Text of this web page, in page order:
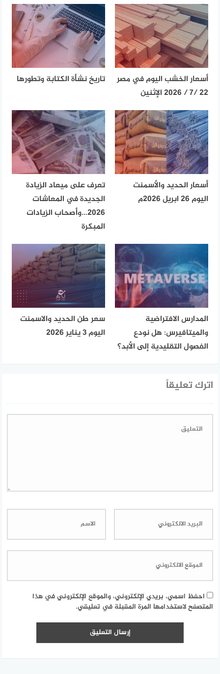
أسعار الخشب اليوم في مصر
22 /7 / 2026 الإثنين
تاريخ نشأة الكتابة وتطورها
أسعار الحديد والأسمنت
اليوم 26 ابريل 2026م
تعرف على ميعاد الزيادة
الجديدة في المعاشات
2026…وأصحاب الزيادات
المبكرة
المدارس الافتراضية
والميتافيرس: هل نودع
الفصول التقليدية إلى الأبد؟
سعر طن الحديد والاسمنت
اليوم 3 يناير 2026
اترك تعليقاً
احفظ اسمي، بريدي الإلكتروني، والموقع الإلكتروني في هذا
المتصفح لاستخدامها المرة المقبلة في تعليقي.